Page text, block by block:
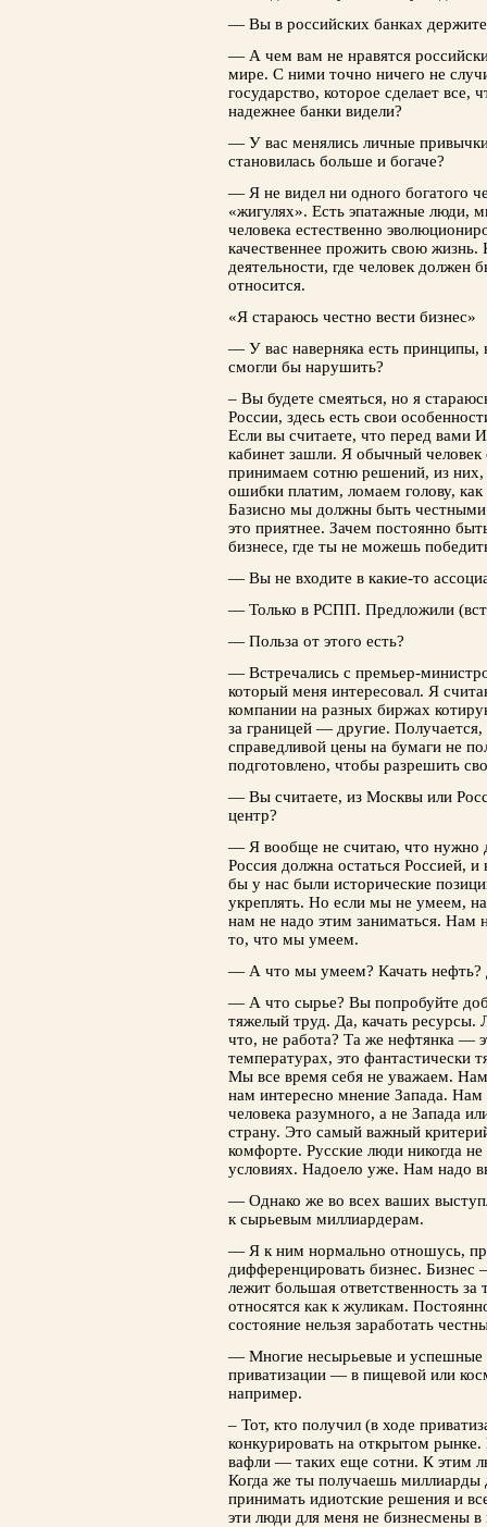
— Вы в российских банках
— А чем вам не нравятся
мире. С ними точно ничего не
государство, которое сделает
надежнее банки видели?
— У вас менялись личные
становилась больше и богаче?
— Я не видел ни одного богатого
«жигулях». Есть эпатажные люди,
человека естественно
качественнее прожить свою
деятельности, где человек должен
относится.
«Я стараюсь честно вести бизнес»
— У вас наверняка есть принципы,
смогли бы нарушить?
– Вы будете смеяться, но я
России, здесь есть свои
Если вы считаете, что перед вами
кабинет зашли. Я обычный
принимаем сотню решений, из
ошибки платим, ломаем голову, как
Базисно мы должны быть
это приятнее. Зачем постоянно
бизнесе, где ты не можешь
— Вы не входите в какие-то
— Только в РСПП. Предложили
— Польза от этого есть?
— Встречались с премьер-
который меня интересовал. Я
компании на разных биржах
за границей — другие.
справедливой цены на бумаги не
подготовлено, чтобы разрешить
— Вы считаете, из Москвы или
центр?
— Я вообще не считаю, что нужно
Россия должна остаться Россией,
бы у нас были исторические
укреплять. Но если мы не умеем,
нам не надо этим заниматься. Нам
то, что мы умеем.
— А что мы умеем? Качать нефть?
— А что сырье? Вы попробуйте
тяжелый труд. Да, качать ресурсы.
что, не работа? Та же нефтянка —
температурах, это фантастически
Мы все время себя не уважаем.
нам интересно мнение Запада.
человека разумного, а не Запада
страну. Это самый важный
комфорте. Русские люди никогда
условиях. Надоело уже. Нам надо
— Однако же во всех ваших
к сырьевым миллиардерам.
— Я к ним нормально отношусь,
дифференцировать бизнес.
лежит большая ответственность
относятся как к жуликам.
состояние нельзя заработать
— Многие несырьевые и успешные
приватизации — в пищевой или
например.
– Тот, кто получил (в ходе
конкурировать на открытом
вафли — таких еще сотни. К этим
Когда же ты получаешь
принимать идиотские решения и
эти люди для меня не бизнесмены